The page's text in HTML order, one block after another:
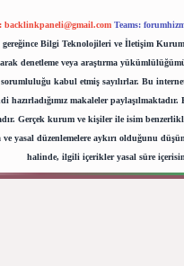
backlinkpaneli@gmail.com Teams:
gereğince Bilgi Teknolojileri ve İletişim
denetleme veya araştırma
kabul etmiş sayılırlar. Bu
hazırladığımız makaleler
Gerçek kurum ve kişiler ile isim
yasal düzenlemelere aykırı olduğunu
halinde, ilgili içerikler yasal süre